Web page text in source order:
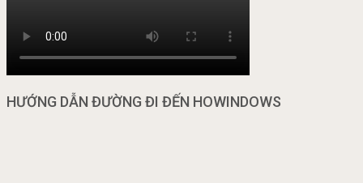
HƯỚNG DẪN ĐƯỜNG ĐI ĐẾN HOWINDOWS